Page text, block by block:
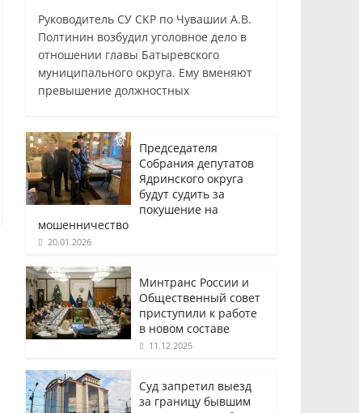
Руководитель СУ СКР по Чувашии А.В.
Полтинин возбудил уголовное дело в
отношении главы Батыревского
муниципального округа. Ему вменяют
превышение должностных
Председателя
Собрания депутатов
Ядринского округа
будут судить за
покушение на
мошенничество
20.01.2026
Минтранс России и
Общественный совет
приступили к работе
в новом составе
11.12.2025
Суд запретил выезд
за границу бывшим